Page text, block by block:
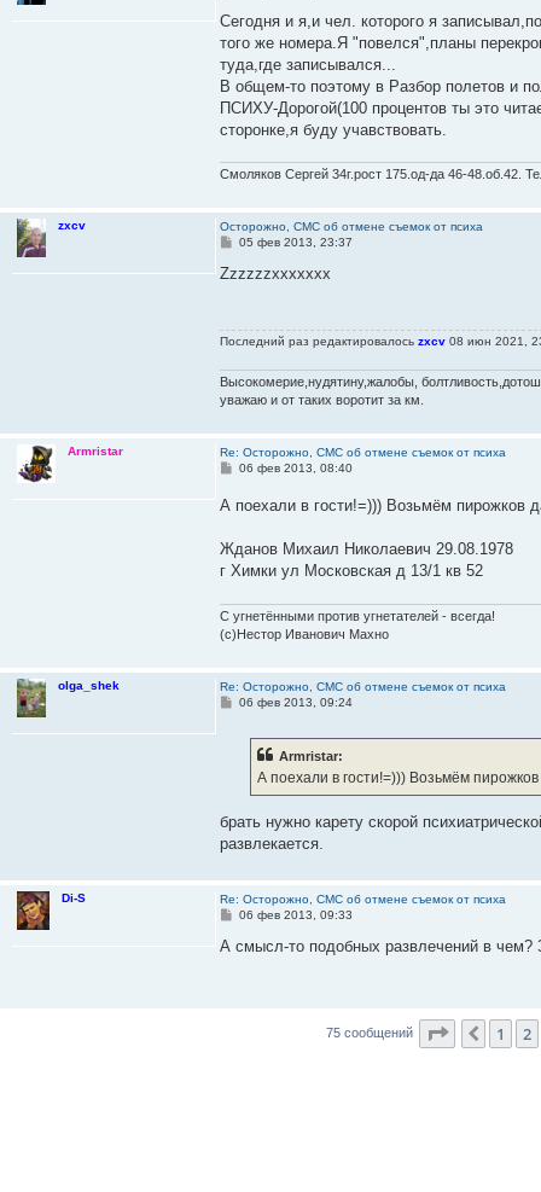
о
щ
е
н
и
е
Сегодня и я,и чел. которого я
того же номера.Я "повелся",планы
туда,где записывался...
В общем-то поэтому в Разбор полетов и
ПСИХУ-Дорогой(100 процентов ты это
сторонке,я буду учавствовать.
Смоляков Сергей 34г.рост 175.од-да 46-48.об.42.
zxcv
Осторожно, СМС об отмене съемок от психа
С
о
н
и
05 фев 2013, 23:37
Zzzzzzxxxxxxx
Последний раз редактировалосьzxcv 08 июн 2021,
Высокомерие,нудятину,жалобы,
уважаю и от таких воротит за км.
Armristar
Re: Осторожно, СМС об отмене съемок от психа
С
б
н
и
06 фев 2013, 08:40
А поехали в гости!=))) Возьмём пирожков
Жданов Михаил Николаевич 29.08.1978
г Химки ул Московская д 13/1 кв 52
С угнетёнными против угнетателей - всегда!
(с)Нестор Иванович Махно
olga_shek
Re: Осторожно, СМС об отмене съемок от психа
С
е
06 фев 2013, 09:24
Armristar:
А поехали в гости!=))) Возьмём пирожков
брать нужно карету скорой
развлекается.
Di-S
Re: Осторожно, СМС об отмене съемок от психа
С
о
06 фев 2013, 09:33
А смысл-то подобных развлечений в чем?
75 сообщений Страница3
Пред.
1 2